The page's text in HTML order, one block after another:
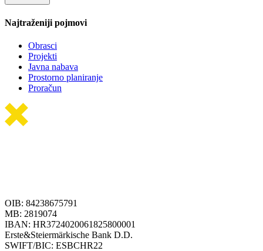
Najtraženiji pojmovi
Obrasci
Projekti
Javna nabava
Prostorno planiranje
Proračun
OIB: 84238675791
MB: 2819074
IBAN: HR3724020061825800001
Erste&Steiermärkische Bank D.D.
SWIFT/BIC: ESBCHR22